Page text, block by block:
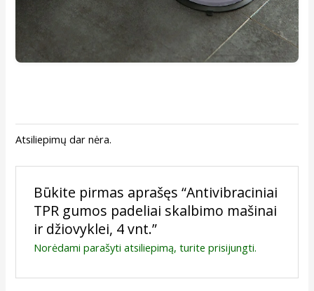
Atsiliepimų dar nėra.
Būkite pirmas aprašęs “Antivibraciniai
TPR gumos padeliai skalbimo mašinai
ir džiovyklei, 4 vnt.”
Norėdami parašyti atsiliepimą, turite prisijungti.